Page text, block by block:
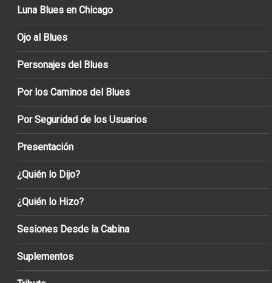
Luna Blues en Chicago
Ojo al Blues
Personajes del Blues
Por los Caminos del Blues
Por Seguridad de los Usuarios
Presentación
¿Quién lo Dijo?
¿Quién lo Hizo?
Sesiones Desde la Cabina
Suplementos